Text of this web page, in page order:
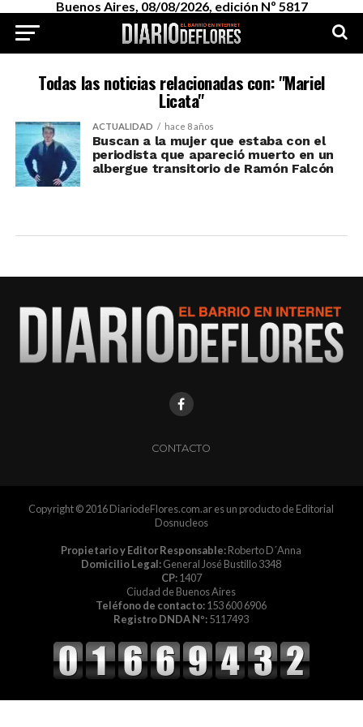
Buenos Aires, 08/08/2026, edición Nº 5817
Todas las noticias relacionadas con: "Mariel
Licata"
ACTUALIDAD hace 8 años
Buscan a la mujer que estaba con el
periodista que apareció muerto en un
albergue transitorio de Ramón Falcón
CONTACTO
Copyright © 2016 DiariodeFlores.com.ar es un producto de Editorial
Dosnucleos
Propietario y Editor Responsable:Roberto D´Anna
Domicilio Legal:General José Bustillo 3348
CP:1407
Ciudad de Buenos Aires
Teléfono de contacto:153 600 6906
Registro DNDA Nº:5117493